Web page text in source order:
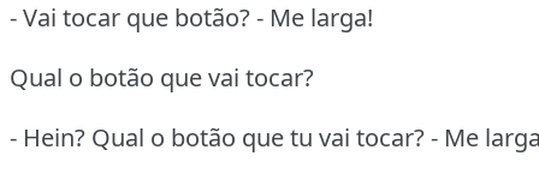
- Vai tocar que botão? - Me larga!
Qual o botão que vai tocar?
- Hein? Qual o botão que tu vai tocar? - Me